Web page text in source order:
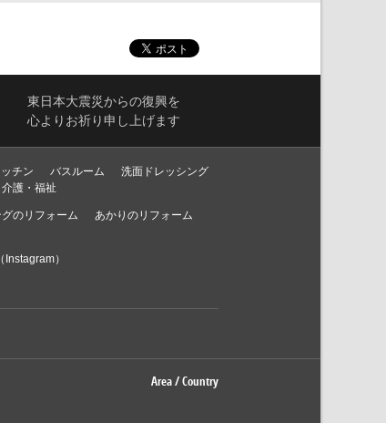
東日本大震災からの復興を
心よりお祈り申し上げます
チン バスルーム
洗面ドレッシング
介護・福祉
グのリフォーム
あかりのリフォーム
）
Area / Country